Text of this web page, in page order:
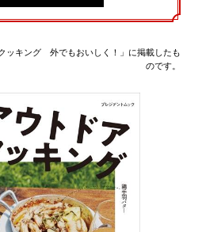
ッキング 外でもおいしく！」に掲載したも
のです。